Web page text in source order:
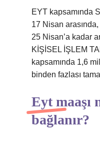
EYT kapsamında
17 Nisan
25 Nisan’a kadar
KİŞİSEL İŞLEM
kapsamında 1,6
binden fazlası
Eyt maaşı
bağlanır?